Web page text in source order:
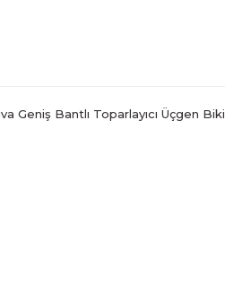
Geniş Bantlı Toparlayıcı Üçgen